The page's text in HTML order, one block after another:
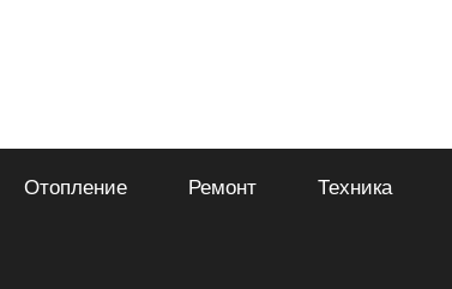
Отопление Ремонт Техника